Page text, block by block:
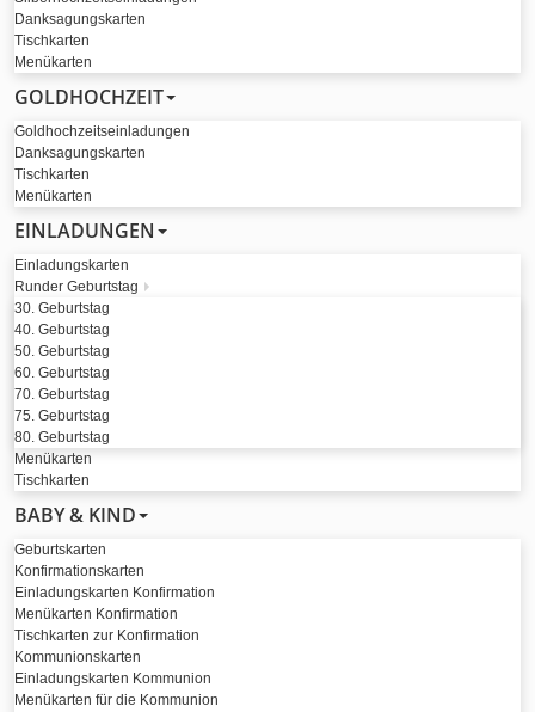
Danksagungskarten
Tischkarten
Menükarten
GOLDHOCHZEIT
Goldhochzeitseinladungen
Danksagungskarten
Tischkarten
Menükarten
EINLADUNGEN
Einladungskarten
Runder Geburtstag
30. Geburtstag
40. Geburtstag
50. Geburtstag
60. Geburtstag
70. Geburtstag
75. Geburtstag
80. Geburtstag
Menükarten
Tischkarten
BABY & KIND
Geburtskarten
Konfirmationskarten
Einladungskarten Konfirmation
Menükarten Konfirmation
Tischkarten zur Konfirmation
Kommunionskarten
Einladungskarten Kommunion
Menükarten für die Kommunion